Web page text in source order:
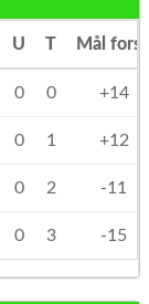
U T Mål
0 0 +14
0 1 +12
0 2 -11
0 3 -15